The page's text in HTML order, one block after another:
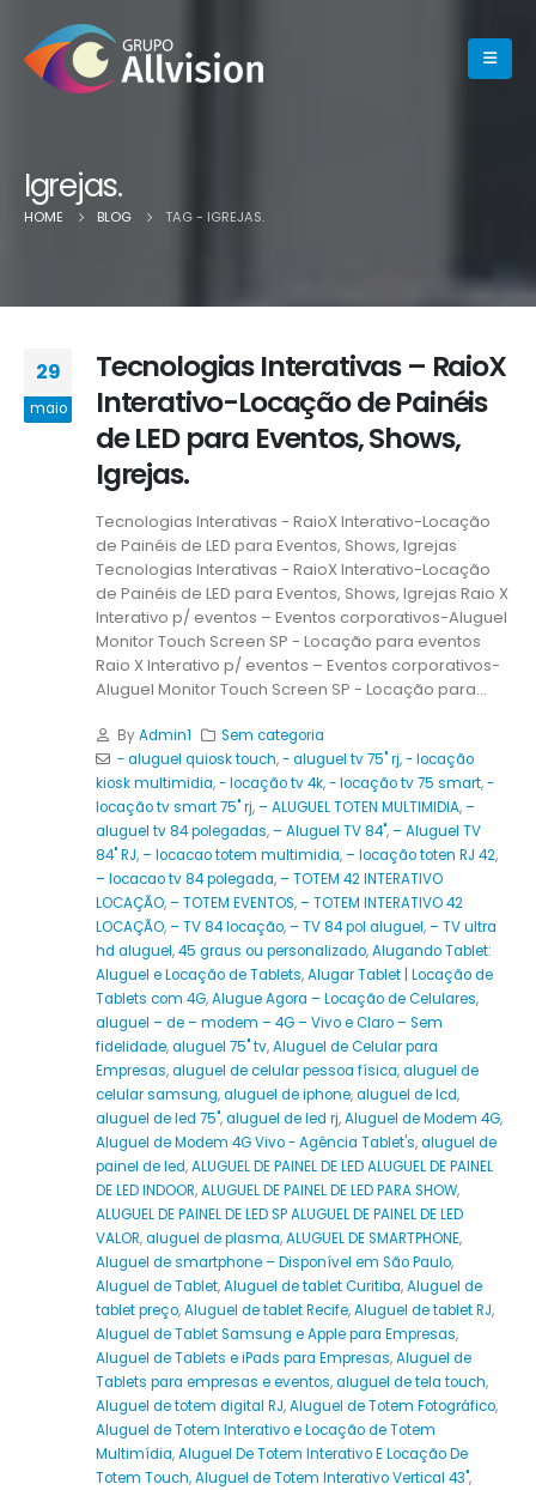
Igrejas.
HOME BLOG TAG - IGREJAS.
29
maio
Tecnologias Interativas – RaioX
Interativo-Locação de Painéis
de LED para Eventos, Shows,
Igrejas.
Tecnologias Interativas - RaioX Interativo-Locação
de Painéis de LED para Eventos, Shows, Igrejas
Tecnologias Interativas - RaioX Interativo-Locação
de Painéis de LED para Eventos, Shows, Igrejas Raio X
Interativo p/ eventos – Eventos corporativos-Aluguel
Monitor Touch Screen SP - Locação para eventos
Raio X Interativo p/ eventos – Eventos corporativos-
Aluguel Monitor Touch Screen SP - Locação para...
ByAdmin1
Sem categoria
- aluguel quiosk touch,- aluguel tv 75" rj,- locação
kiosk multimidia,- locação tv 4k,- locação tv 75 smart,-
locação tv smart 75" rj,– ALUGUEL TOTEN MULTIMIDIA,–
aluguel tv 84 polegadas,– Aluguel TV 84",– Aluguel TV
84" RJ,– locacao totem multimidia,– locação toten RJ 42,
– locacao tv 84 polegada,– TOTEM 42 INTERATIVO
LOCAÇÃO,– TOTEM EVENTOS,– TOTEM INTERATIVO 42
LOCAÇÃO,– TV 84 locação,– TV 84 pol aluguel,– TV ultra
hd aluguel,45 graus ou personalizado,Alugando Tablet:
Aluguel e Locação de Tablets,Alugar Tablet | Locação de
Tablets com 4G,Alugue Agora – Locação de Celulares,
aluguel – de – modem – 4G – Vivo e Claro – Sem
fidelidade,aluguel 75" tv,Aluguel de Celular para
Empresas,aluguel de celular pessoa física,aluguel de
celular samsung,aluguel de iphone,aluguel de lcd,
aluguel de led 75",aluguel de led rj,Aluguel de Modem 4G,
Aluguel de Modem 4G Vivo - Agência Tablet's,aluguel de
painel de led,ALUGUEL DE PAINEL DE LED ALUGUEL DE PAINEL
DE LED INDOOR,ALUGUEL DE PAINEL DE LED PARA SHOW,
ALUGUEL DE PAINEL DE LED SP ALUGUEL DE PAINEL DE LED
VALOR,aluguel de plasma,ALUGUEL DE SMARTPHONE,
Aluguel de smartphone – Disponível em São Paulo,
Aluguel de Tablet,Aluguel de tablet Curitiba,Aluguel de
tablet preço,Aluguel de tablet Recife,Aluguel de tablet RJ,
Aluguel de Tablet Samsung e Apple para Empresas,
Aluguel de Tablets e iPads para Empresas,Aluguel de
Tablets para empresas e eventos,aluguel de tela touch,
Aluguel de totem digital RJ,Aluguel de Totem Fotográfico,
Aluguel de Totem Interativo e Locação de Totem
Multimídia,Aluguel De Totem Interativo E Locação De
Totem Touch,Aluguel de Totem Interativo Vertical 43",